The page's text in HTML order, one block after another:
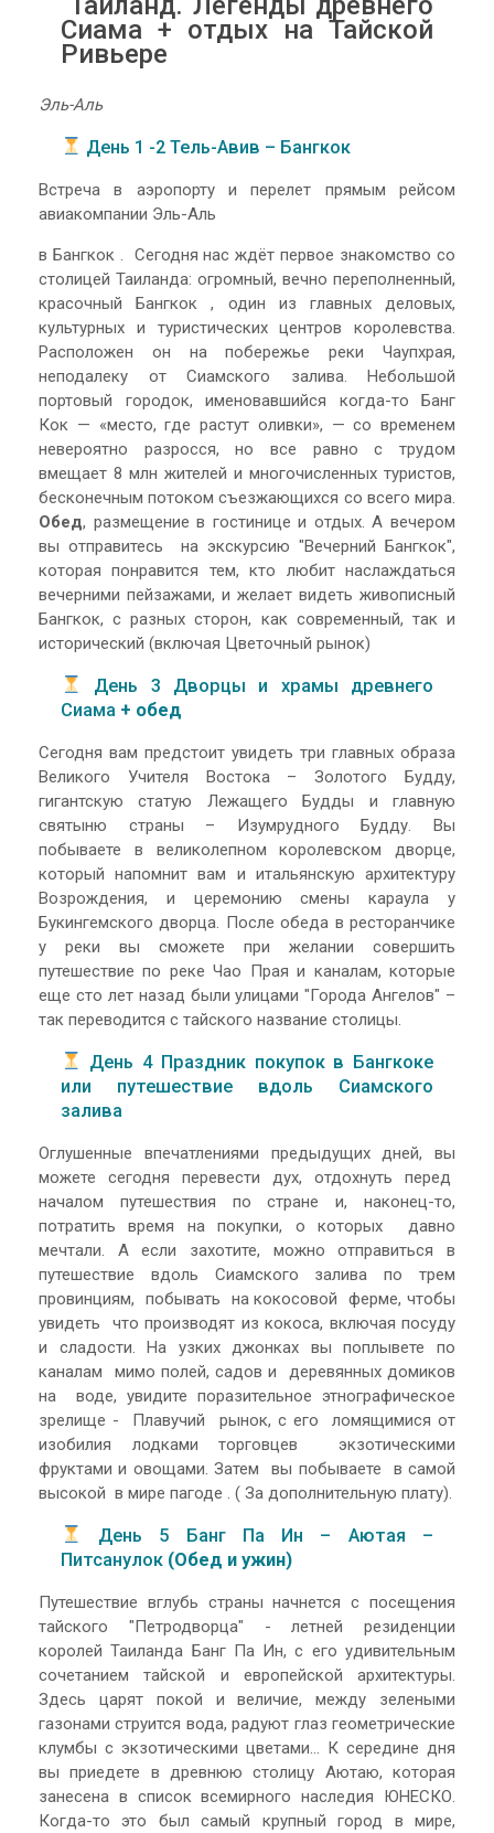
Сиама + отдых на Тайской
Ривьере
Эль-Аль
День 1 -2 Тель-Авив – Бангкок
Встреча в аэропорту и перелет прямым рейсом
авиакомпании Эль-Аль
в Бангкок . Сегодня нас ждёт первое знакомство со
столицей Таиланда: огромный, вечно переполненный,
красочный Бангкок , один из главных деловых,
культурных и туристических центров королевства.
Расположен он на побережье реки Чаупхрая,
неподалеку от Сиамского залива. Небольшой
портовый городок, именовавшийся когда-то Банг
Кок — «место, где растут оливки», — со временем
невероятно разросся, но все равно с трудом
вмещает 8 млн жителей и многочисленных туристов,
бесконечным потоком съезжающихся со всего мира.
Обед, размещение в гостинице и отдых. А вечером
вы отправитесь на экскурсию "Вечерний Бангкок",
которая понравится тем, кто любит наслаждаться
вечерними пейзажами, и желает видеть живописный
Бангкок, с разных сторон, как современный, так и
исторический (включая Цветочный рынок)
День 3 Дворцы и храмы древнего
Сиама + обед
Сегодня вам предстоит увидеть три главных образа
Великого Учителя Востока – Золотого Будду,
гигантскую статую Лежащего Будды и главную
святыню страны – Изумрудного Будду. Вы
побываете в великолепном королевском дворце,
который напомнит вам и итальянскую архитектуру
Возрождения, и церемонию смены караула у
Букингемского дворца. После обеда в ресторанчике
у реки вы сможете при желании совершить
путешествие по реке Чао Прая и каналам, которые
еще сто лет назад были улицами "Города Ангелов" –
так переводится с тайского название столицы.
День 4 Праздник покупок в Бангкоке
или путешествие вдоль Сиамского
залива
Оглушенные впечатлениями предыдущих дней, вы
можете сегодня перевести дух, отдохнуть перед
началом путешествия по стране и, наконец-то,
потратить время на покупки, о которых давно
мечтали. А если захотите, можно отправиться в
путешествие вдоль Сиамского залива по трем
провинциям, побывать на кокосовой ферме, чтобы
увидеть что производят из кокоса, включая посуду
и сладости. На узких джонках вы поплывете по
каналам мимо полей, садов и деревянных домиков
на воде, увидите поразительное этнографическое
зрелище - Плавучий рынок, с его ломящимися от
изобилия лодками торговцев экзотическими
фруктами и овощами. Затем вы побываете в самой
высокой в мире пагоде . ( За дополнительную плату).
День 5 Банг Па Ин – Аютая –
Питсанулок (Обед и ужин)
Путешествие вглубь страны начнется с посещения
тайского "Петродворца" - летней резиденции
королей Таиланда Банг Па Ин, с его удивительным
сочетанием тайской и европейской архитектуры.
Здесь царят покой и величие, между зелеными
газонами струится вода, радуют глаз геометрические
клумбы с экзотическими цветами... К середине дня
вы приедете в древнюю столицу Аютаю, которая
занесена в список всемирного наследия ЮНЕСКО.
Когда-то это был самый крупный город в мире,